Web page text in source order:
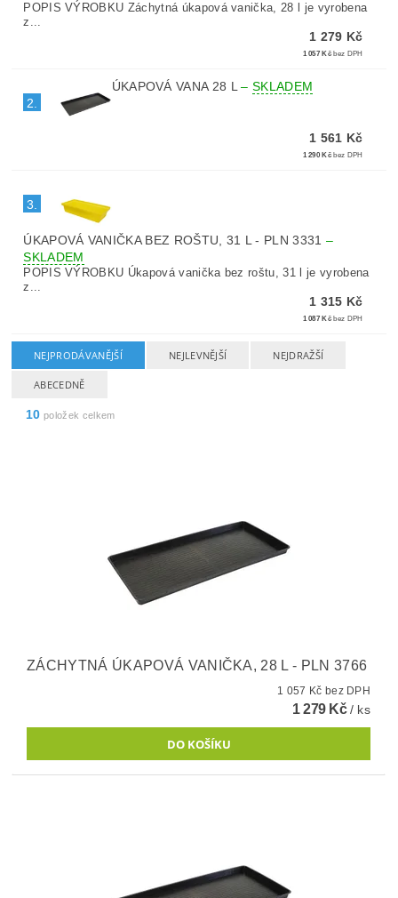
POPIS VÝROBKU Záchytná úkapová vanička, 28 l je vyrobena
z...
1 279 Kč
1 057 Kč bez DPH
2.
ÚKAPOVÁ VANA 28 L– SKLADEM
1 561 Kč
1 290 Kč bez DPH
3.
ÚKAPOVÁ VANIČKA BEZ ROŠTU, 31 L - PLN 3331–
SKLADEM
POPIS VÝROBKU Úkapová vanička bez roštu, 31 l je vyrobena
z...
1 315 Kč
1 087 Kč bez DPH
NEJPRODÁVANĚJŠÍ NEJLEVNĚJŠÍ NEJDRAŽŠÍ
ABECEDNĚ
10 položek celkem
ZÁCHYTNÁ ÚKAPOVÁ VANIČKA, 28 L - PLN 3766
1 057 Kč bez DPH
1 279 Kč/ ks